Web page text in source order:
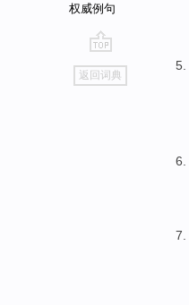
权威例句
go
top
返回词典